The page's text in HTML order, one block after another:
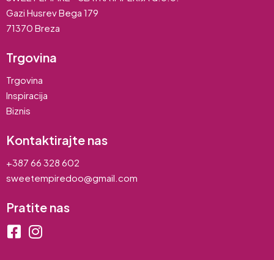
Gazi Husrev Bega 179
71370 Breza
Trgovina
Trgovina
Inspiracija
Biznis
Kontaktirajte nas
+387 66 328 602
sweetempiredoo@gmail.com
Pratite nas